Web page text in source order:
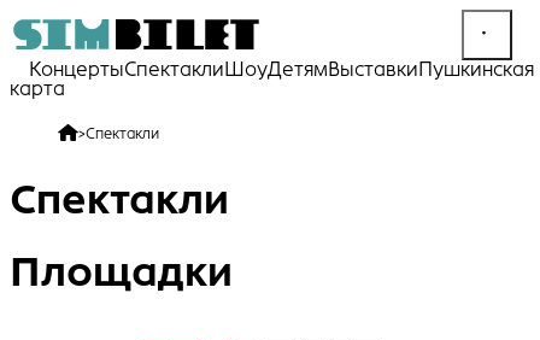
КонцертыСпектакли ШоуДетямВыставкиПушкинская
карта
>Спектакли
Спектакли
Площадки